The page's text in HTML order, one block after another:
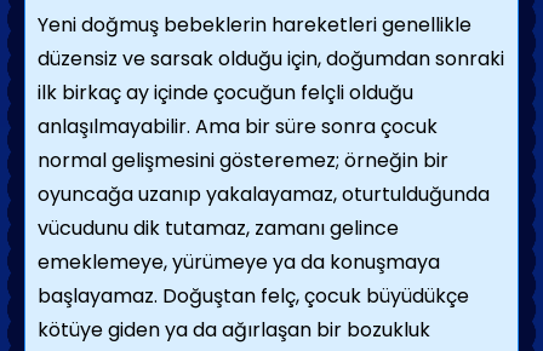
Yeni doğmuş bebeklerin hareketleri genellikle
düzensiz ve sarsak olduğu için, doğum­dan sonraki
ilk birkaç ay içinde çocuğun felçli olduğu
anlaşılmayabilir. Ama bir süre sonra çocuk
normal gelişmesini gösteremez; örne­ğin bir
oyuncağa uzanıp yakalayamaz, oturtulduğunda
vücudunu dik tutamaz, zamanı gelince
emeklemeye, yürümeye ya da konuş­maya
başlayamaz. Doğuştan felç, çocuk bü­yüdükçe
kötüye giden ya da ağırlaşan bir bozukluk